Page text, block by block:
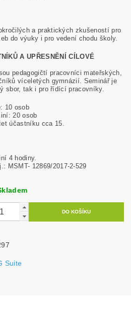
a praktických zkušeností pro
do výuky i pro vedení chodu školy.
A UPŘESNĚNÍ CÍLOVÉ
pedagogičtí pracovníci mateřských,
víceletých gymnázií. Seminář je
sbor, tak i pro řídící pracovníky.
10 osob
20 osob
účastníku cca 15.
4 hodiny.
MSMT- 12869/2017-2-529
Suite